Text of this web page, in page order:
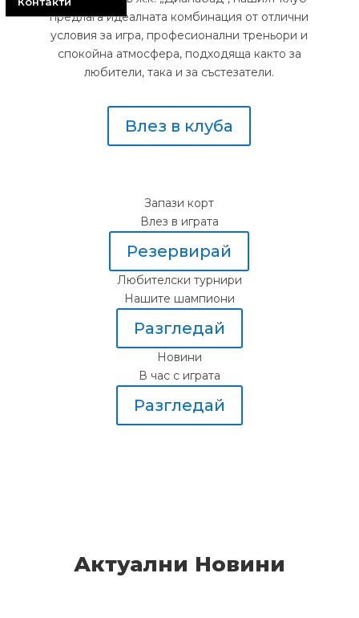
предлага идеалната комбинация от отлични
условия за игра, професионални треньори и
спокойна атмосфера, подходяща както за
любители, така и за състезатели.
Влез в клуба
Запази корт
Влез в играта
Резервирай
Любителски турнири
Нашите шампиони
Разгледай
Новини
В час с играта
Разгледай
Актуални Новини